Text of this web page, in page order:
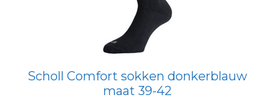
Scholl Comfort sokken donkerblauw
maat 39-42